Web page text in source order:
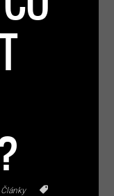
Články